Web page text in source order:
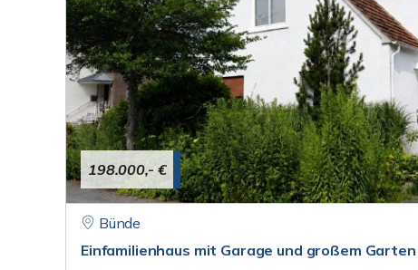
198.000,- €
Bünde
Einfamilienhaus mit Garage und großem Garten